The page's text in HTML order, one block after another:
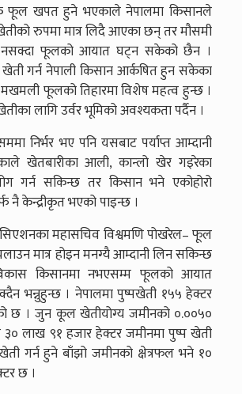
फूल खपत हुने भएकाले नेपालमा किसानले
रुपमा मात्र लिदै आएका छन् तर मौसमी
नसक्दा फूलको आयात घट्न सकेको छैन ।
गर्न नेपाली किसान आर्कषित हुन सकेका
फूलको तिहारमा विशेष महत्व हुन्छ ।
लागि उर्वर भूमिको अवश्यकता पर्दैन ।
निर्भर भए पनि यसबाट पर्याप्त आम्दानी
खेतबारीका आली, कान्लो खेर गइरेका
गर्न सकिन्छ तर किसान भने एकोहोरो
नै केन्द्रीकृत भएको पाइन्छ ।
महासचिव विश्वमणि पोखरेल– फूल
मात्र होइन मनग्यै आम्दानी लिन सकिन्छ
किसानमा नभएसम्म फूलको आयात
भन्नुहुन्छ । नेपालमा पुष्पखेती १५५ हेक्टर
छ । जुन कूल खेतीयोग्य जमीनको ०.००५०
३० लाख ९१ हजार हेक्टर जमीनमा पुष्प खेती
गर्न हुने बाँझो जमीनको क्षेत्रफल भने १०
छ ।